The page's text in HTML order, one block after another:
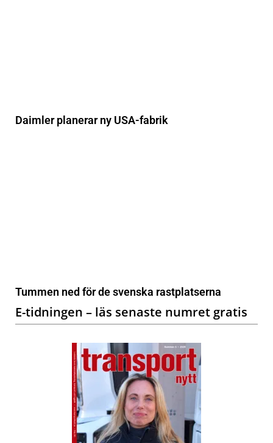
Daimler planerar ny USA-fabrik
Tummen ned för de svenska rastplatserna
E-tidningen – läs senaste numret gratis